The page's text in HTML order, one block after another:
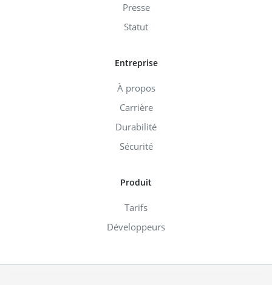
Presse
Statut
Entreprise
À propos
Carrière
Durabilité
Sécurité
Produit
Tarifs
Développeurs